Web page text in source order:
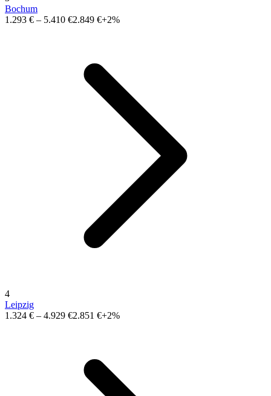
Bochum
1.293 € – 5.410 €2.849 €+2%
4
Leipzig
1.324 € – 4.929 €2.851 €+2%